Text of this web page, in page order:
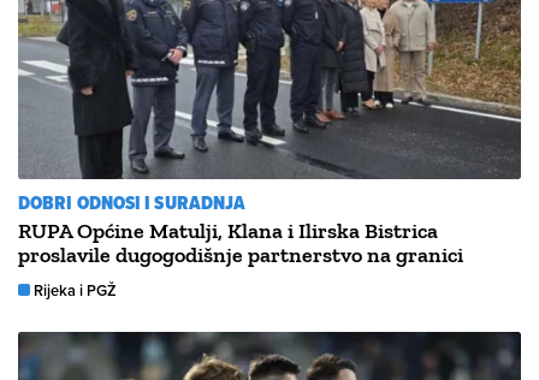
DOBRI ODNOSI I SURADNJA
RUPA Općine Matulji, Klana i Ilirska Bistrica
proslavile dugogodišnje partnerstvo na granici
Rijeka i PGŽ